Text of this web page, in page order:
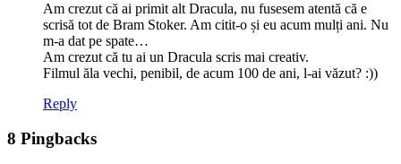
Am crezut că ai primit alt Dracula, nu fusesem atentă că e
scrisă tot de Bram Stoker. Am citit-o și eu acum mulți ani. Nu
m-a dat pe spate…
Am crezut că tu ai un Dracula scris mai creativ.
Filmul ăla vechi, penibil, de acum 100 de ani, l-ai văzut? :))
Reply
8 Pingbacks